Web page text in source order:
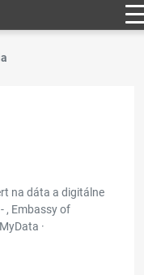
na dáta a digitálne
, Embassy of
·